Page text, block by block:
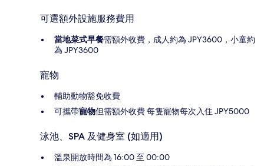
可選額外設施服務費用
當地菜式早餐需額外收費，成人約為 JPY3600，小童約
為 JPY3600
寵物
輔助動物豁免收費
可攜帶寵物但需額外收費 每隻寵物每次入住 JPY5000
泳池、SPA 及健身室 (如適用)
溫泉開放時間為 16:00 至 00:00